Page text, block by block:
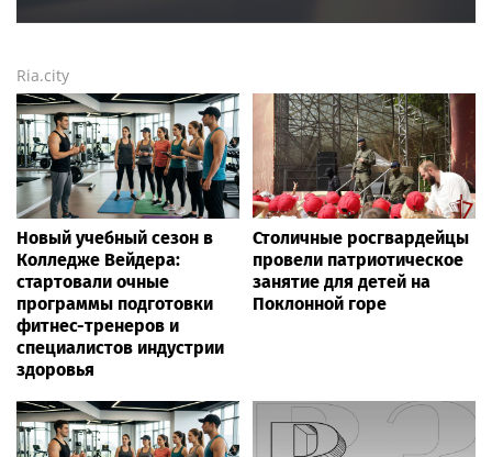
Rss.plus
Новости России